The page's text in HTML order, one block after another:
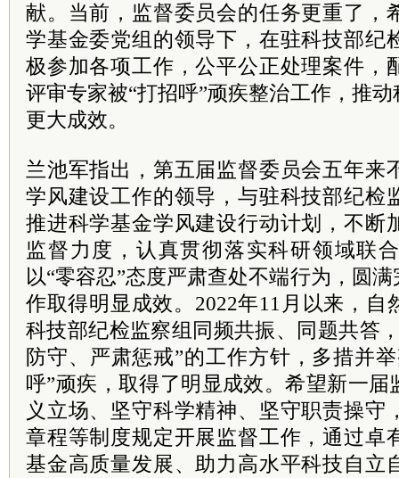
献。当前，监督委员会的任务更重了，
学基金委党组的领导下，在驻科技部纪
极参加各项工作，公平公正处理案件，
评审专家被“打招呼”顽疾整治工作，推
更大成效。
兰池军指出，第五届监督委员会五年来
学风建设工作的领导，与驻科技部纪检
推进科学基金学风建设行动计划，不断
监督力度，认真贯彻落实科研领域联
以“零容忍”态度严肃查处不端行为，圆
作取得明显成效。2022年11月以来，自
科技部纪检监察组同频共振、同题共答
防守、严肃惩戒”的工作方针，多措并
呼”顽疾，取得了明显成效。希望新一
义立场、坚守科学精神、坚守职责操守
章程等制度规定开展监督工作，通过卓
基金高质量发展、助力高水平科技自立